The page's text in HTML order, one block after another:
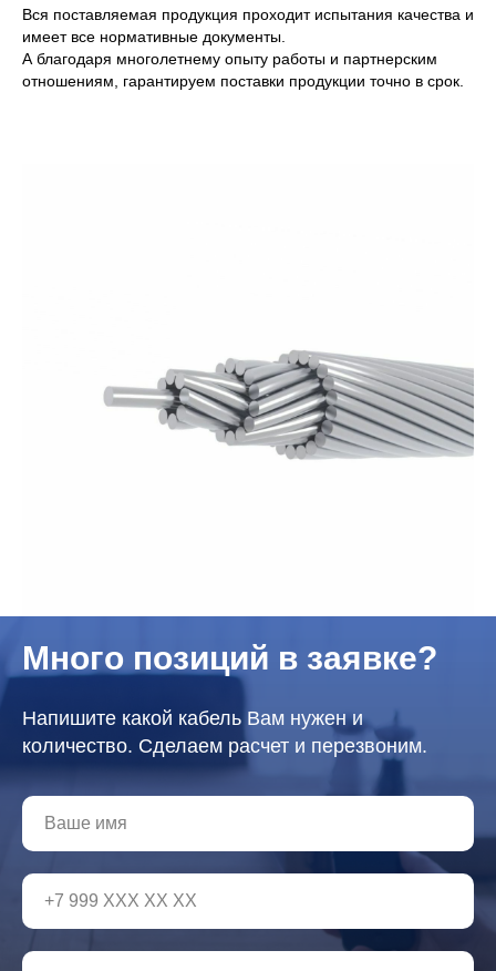
Вся поставляемая продукция проходит испытания качества и
имеет все нормативные документы.
А благодаря многолетнему опыту работы и партнерским
отношениям, гарантируем поставки продукции точно в срок.
Много позиций в заявке?
Напишите какой кабель Вам нужен и
количество. Сделаем расчет и перезвоним.